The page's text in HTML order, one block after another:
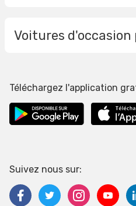
Voitures d'occasion
Téléchargez l'application
Suivez nous sur: